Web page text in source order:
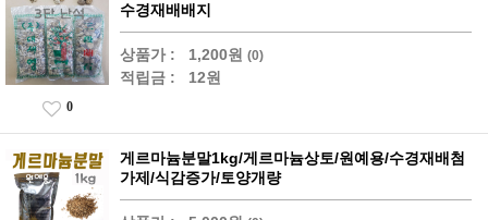
수경재배배지
상품가 : 1,200원 (0)
적립금 : 12원
0
게르마늄분말1kg/게르마늄상토/원예용/수경재배첨
가제/식감증가/토양개량